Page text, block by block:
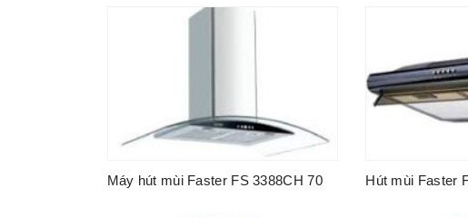
Máy hút mùi Faster FS 3388CH 70 Hút mùi Faster